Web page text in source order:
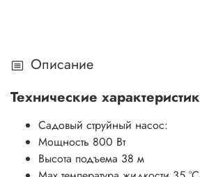
Описание
Технические
Садовый струйный насос:
Мощность 800 Вт
Высота подъема 38 м